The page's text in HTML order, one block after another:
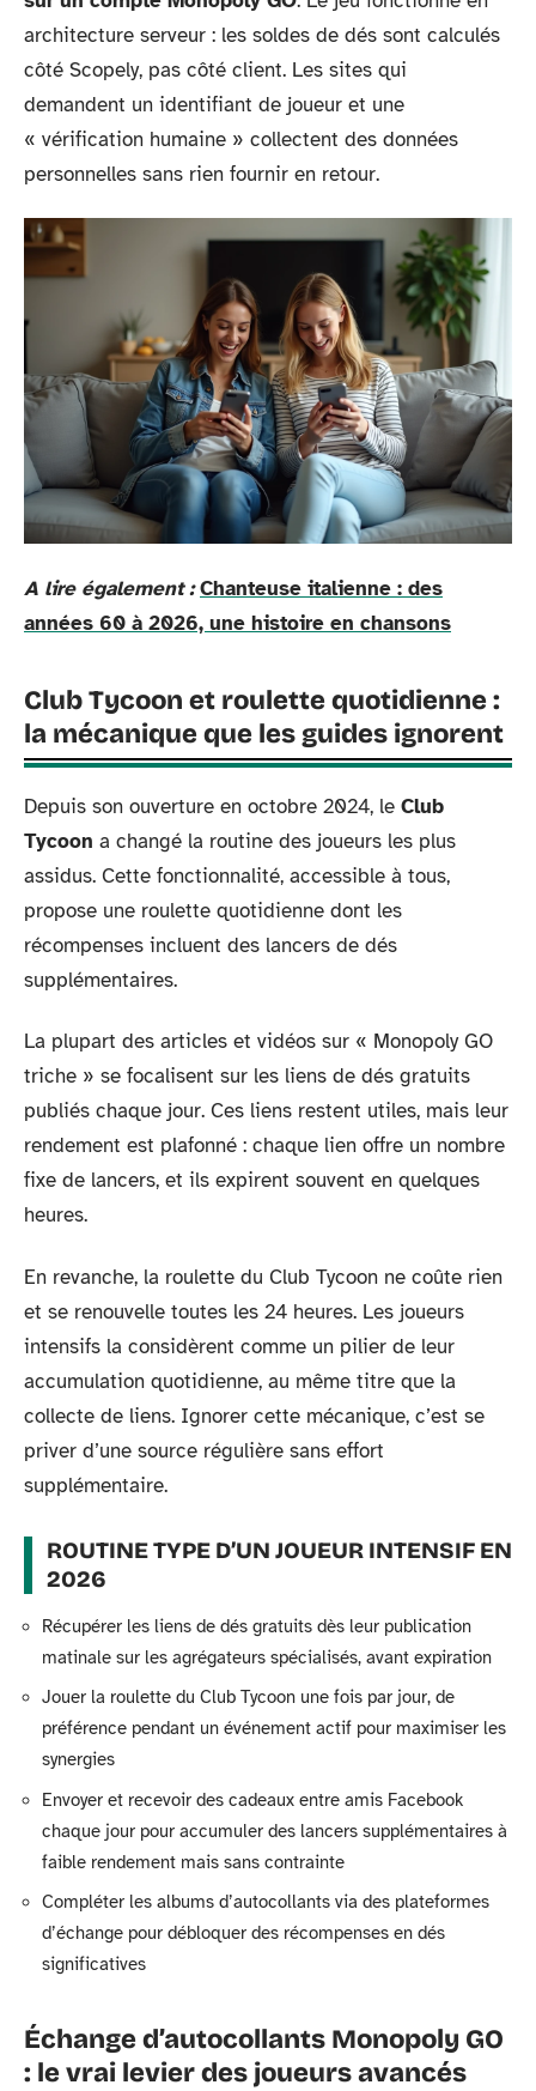
architecture serveur : les soldes de dés sont calculés
côté Scopely, pas côté client. Les sites qui
demandent un identifiant de joueur et une
« vérification humaine » collectent des données
personnelles sans rien fournir en retour.
A lire également : Chanteuse italienne : des
années 60 à 2026, une histoire en chansons
Club Tycoon et roulette quotidienne :
la mécanique que les guides ignorent
Depuis son ouverture en octobre 2024, le Club
Tycoon a changé la routine des joueurs les plus
assidus. Cette fonctionnalité, accessible à tous,
propose une roulette quotidienne dont les
récompenses incluent des lancers de dés
supplémentaires.
La plupart des articles et vidéos sur « Monopoly GO
triche » se focalisent sur les liens de dés gratuits
publiés chaque jour. Ces liens restent utiles, mais leur
rendement est plafonné : chaque lien offre un nombre
fixe de lancers, et ils expirent souvent en quelques
heures.
En revanche, la roulette du Club Tycoon ne coûte rien
et se renouvelle toutes les 24 heures. Les joueurs
intensifs la considèrent comme un pilier de leur
accumulation quotidienne, au même titre que la
collecte de liens. Ignorer cette mécanique, c’est se
priver d’une source régulière sans effort
supplémentaire.
ROUTINE TYPE D’UN JOUEUR INTENSIF EN
2026
Récupérer les liens de dés gratuits dès leur publication
matinale sur les agrégateurs spécialisés, avant expiration
Jouer la roulette du Club Tycoon une fois par jour, de
préférence pendant un événement actif pour maximiser les
synergies
Envoyer et recevoir des cadeaux entre amis Facebook
chaque jour pour accumuler des lancers supplémentaires à
faible rendement mais sans contrainte
Compléter les albums d’autocollants via des plateformes
d’échange pour débloquer des récompenses en dés
significatives
Échange d’autocollants Monopoly GO
: le vrai levier des joueurs avancés